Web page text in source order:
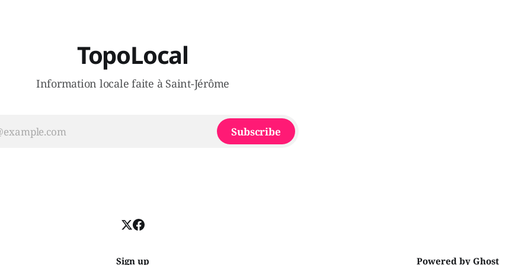
TopoLocal
Information locale faite à Saint-Jérôme
Subscribe
Sign up Powered byGhost